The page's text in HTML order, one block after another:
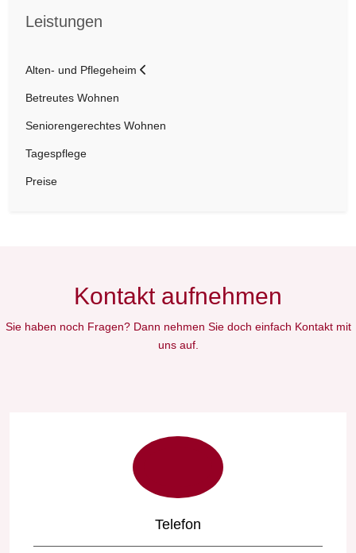
Leistungen
Alten- und Pflegeheim
Betreutes Wohnen
Seniorengerechtes Wohnen
Tagespflege
Preise
Kontakt aufnehmen
Sie haben noch Fragen? Dann nehmen Sie doch einfach Kontakt mit
uns auf.
Telefon